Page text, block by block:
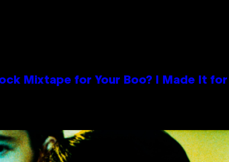
Mixtape for Your Boo? I Made It for